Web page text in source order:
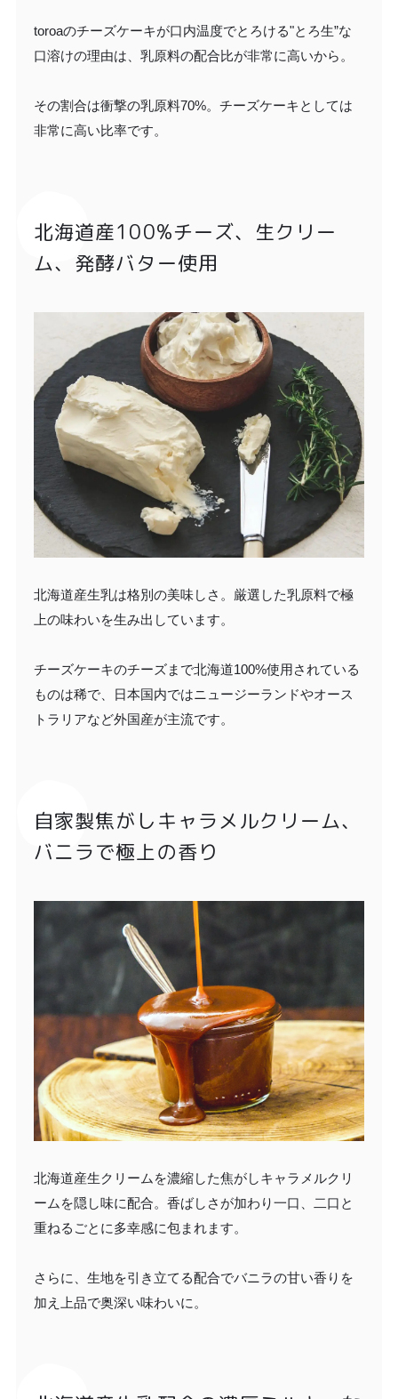
toroaのチーズケーキが口内温度でとろける"とろ生”な
口溶けの理由は、乳原料の配合比が非常に高いから。
その割合は衝撃の乳原料70%。チーズケーキとしては
非常に高い比率です。
北海道産100%チーズ、生クリー
ム、発酵バター使用
北海道産生乳は格別の美味しさ。厳選した乳原料で極
上の味わいを生み出しています。
チーズケーキのチーズまで北海道100%使用されている
ものは稀で、日本国内ではニュージーランドやオース
トラリアなど外国産が主流です。
自家製焦がしキャラメルクリーム、
バニラで極上の香り
北海道産生クリームを濃縮した焦がしキャラメルクリ
ームを隠し味に配合。香ばしさが加わり一口、二口と
重ねるごとに多幸感に包まれます。
さらに、生地を引き立てる配合でバニラの甘い香りを
加え上品で奥深い味わいに。